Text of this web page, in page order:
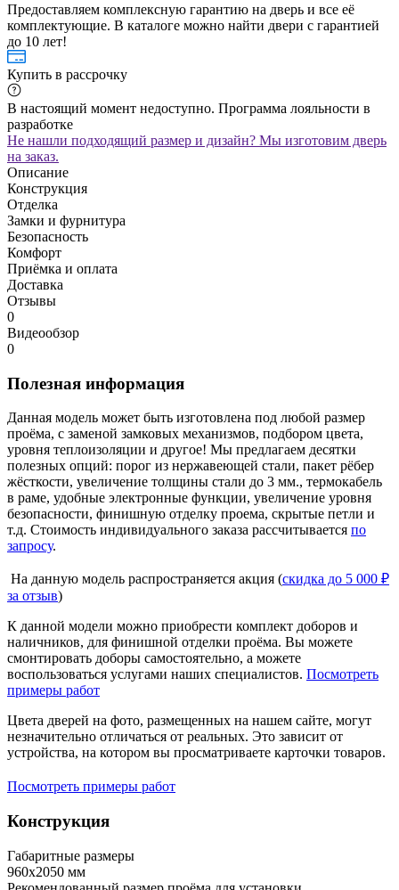
Предоставляем комплексную гарантию на дверь и все её
комплектующие. В каталоге можно найти двери с гарантией
до 10 лет!
Купить в рассрочку
В настоящий момент недоступно. Программа лояльности в
разработке
Не нашли подходящий размер и дизайн? Мы изготовим дверь
на заказ.
Описание
Конструкция
Отделка
Замки и фурнитура
Безопасность
Комфорт
Приёмка и оплата
Доставка
Отзывы
0
Видеообзор
0
Полезная информация
Данная модель может быть изготовлена под любой размер
проёма, с заменой замковых механизмов, подбором цвета,
уровня теплоизоляции и другое! Мы предлагаем десятки
полезных опций: порог из нержавеющей стали, пакет рёбер
жёсткости, увеличение толщины стали до 3 мм., термокабель
в раме, удобные электронные функции, увеличение уровня
безопасности, финишную отделку проема, скрытые петли и
т.д. Стоимость индивидуального заказа рассчитывается по
запросу.
На данную модель распространяется акция (скидка до 5 000 ₽
за отзыв)
К данной модели можно приобрести комплект доборов и
наличников, для финишной отделки проёма. Вы можете
смонтировать доборы самостоятельно, а можете
воспользоваться услугами наших специалистов. Посмотреть
примеры работ
Цвета дверей на фото, размещенных на нашем сайте, могут
незначительно отличаться от реальных. Это зависит от
устройства, на котором вы просматриваете карточки товаров.
Посмотреть примеры работ
Конструкция
Габаритные размеры
960х2050 мм